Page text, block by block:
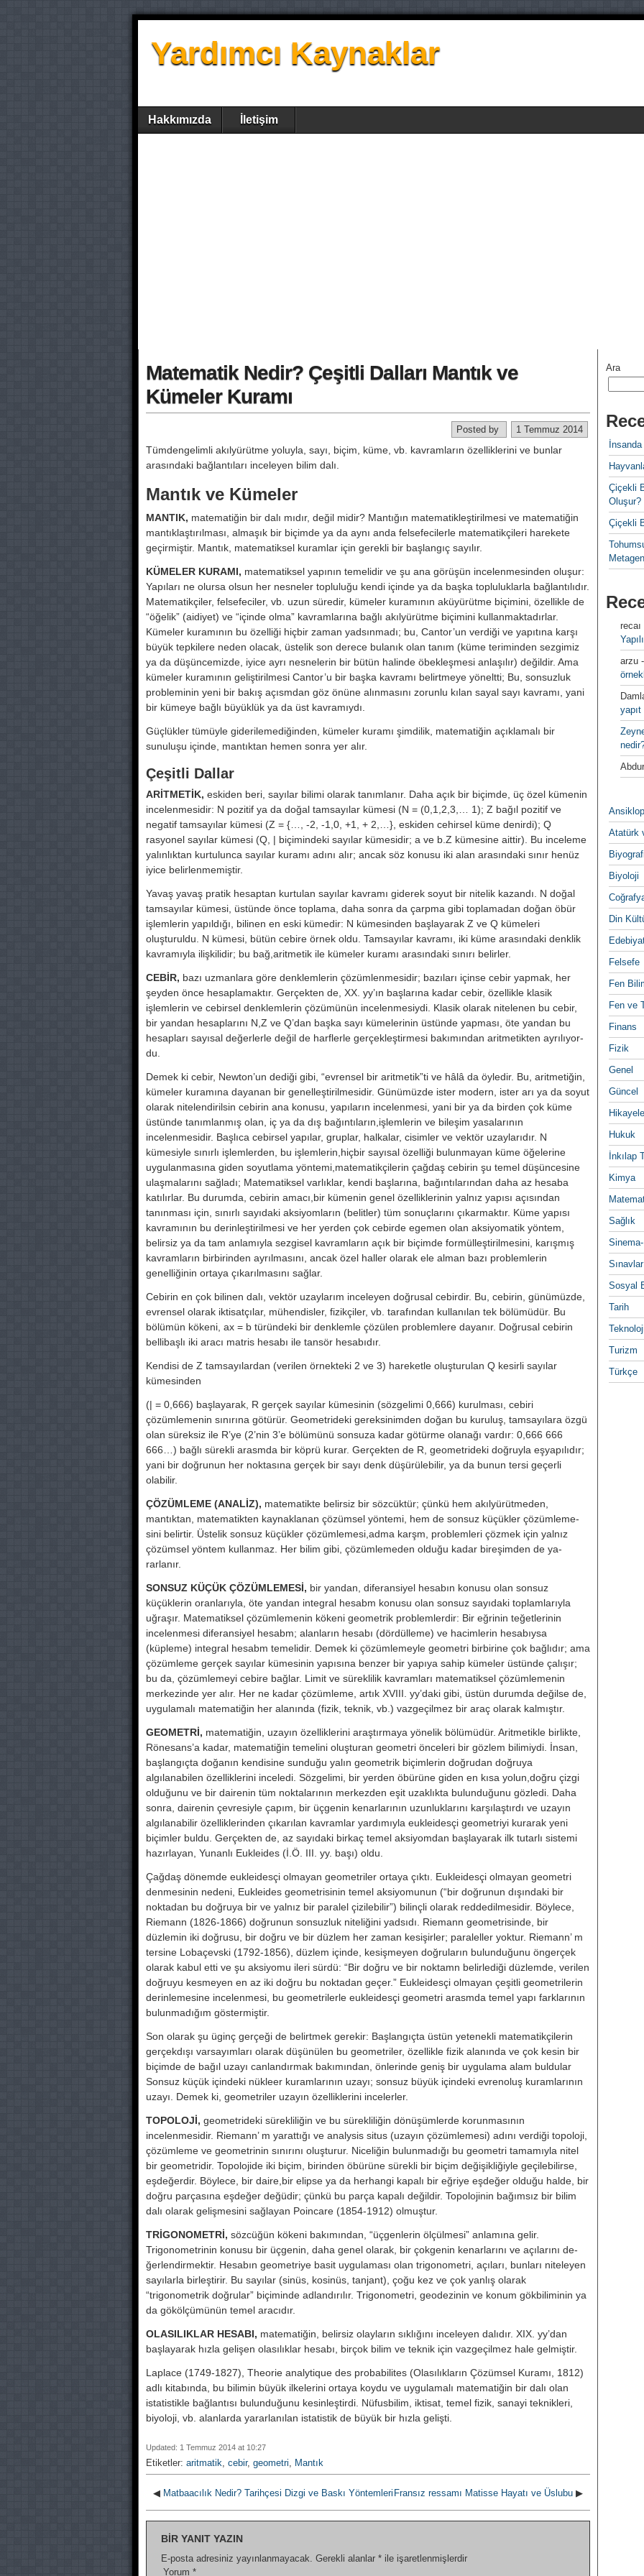
Yardımcı Kaynaklar
Hakkımızda İletişim
Matematik Nedir? Çeşitli Dalları Mantık ve
Kümeler Kuramı
1 Temmuz 2014
Posted by
Tümdengelimli akılyürütme yoluyla, sayı, biçim, küme, vb. kavramların özelliklerini ve bunlar
arasındaki bağ­lantıları inceleyen bilim dalı.
Mantık ve Kümeler
MANTIK, matematiğin bir dalı mıdır, değil midir? Mantığın matematikleştirilmesi ve matematiğin
mantıklaştırılması, almaşık bir biçimde ya da ay­nı anda felsefecilerle matematikçile­ri harekete
geçirmiştir. Mantık, ma­tematiksel kuramlar için gerekli bir başlangıç sayılır.
KÜMELER KURAMI, matematiksel yapının temelidir ve şu ana görüşün incelenmesinden oluşur:
Yapıları ne olursa olsun her nesneler topluluğu kendi içinde ya da başka topluluklar­la bağlantılıdır.
Matematikçiler, felse­feciler, vb. uzun süredir, kümeler ku­ramının aküyürütme biçimini, özellik­le de
“öğelik” (aidiyet) ve “içinde ol­ma” kavramlarına bağlı akılyürütme biçimini kullanmaktadırlar.
Kümeler kuramının bu özelliği hiçbir zaman yadsınmadı; bu, Cantor’un verdiği ve yapıtına karşı
büyük tepkilere neden olacak, üstelik son derece bulanık olan tanım (küme teriminden sezgimiz
ya da düşüncemizde, iyice ayrı nesne­lerin bir bütün halinde öbekleşmesi anlaşılır) değildir. Ama
kümeler kura­mının geliştirilmesi Cantor’u bir baş­ka kavramı belirtmeye yöneltti; Bu, sonsuzluk
probleminin yeni bir bakış açısmdan göz önüne alınmasını zorun­lu kılan sayal sayı kavramı, yani
bir kümeye bağlı büyüklük ya da üst kavramıydı.
Güçlükler tümüyle giderilemediğin­den, kümeler kuramı şimdilik, mate­matiğin açıklamalı bir
sunuluşu için­de, mantıktan hemen sonra yer alır.
Çeşitli Dallar
ARİTMETİK, eskiden beri, sayılar bi­limi olarak tanımlanır. Daha açık bir biçimde, üç özel kümenin
incelenme­sidir: N pozitif ya da doğal tamsayı­lar kümesi (N = (0,1,2,3,… 1); Z bağıl pozitif ve
negatif tamsayılar kümesi (Z = {…, -2, -1,0, +1, + 2,…}, eskiden cehirsel küme denirdi); Q
rasyonel sa­yılar kümesi (Q, | biçimindeki sayı­lar kümesidir; a ve b.Z kümesine ait­tir). Bu inceleme
yalınlıktan kurtulun­ca sayılar kuramı adını alır; ancak söz konusu iki alan arasındaki sınır henüz
iyice belirlenmemiştir.
Yavaş yavaş pratik hesaptan kurtulan sayılar kavramı giderek soyut bir ni­telik kazandı. N doğal
tamsayılar kü­mesi, üstünde önce toplama, daha sonra da çarpma gibi toplamadan do­ğan öbür
işlemlerin yapıldığı, bilinen en eski kümedir: N kümesinden baş­layarak Z ve Q kümeleri
oluşturuldu. N kümesi, bütün cebire örnek oldu. Tamsayılar kavramı, iki küme arasın­daki denklik
kavramıyla ilişkilidir; bu bağ,aritmetik ile kümeler kuramı ara­sındaki sınırı belirler.
CEBİR, bazı uzmanlara göre denklem­lerin çözümlenmesidir; bazıları için­se cebir yapmak, her
şeyden önce he­saplamaktır. Gerçekten de, XX. yy’ın başlarına kadar cebir, özellikle klasik
işlemlerin ve cebirsel denklemlerin çözümünün incelenmesiydi. Klasik olarak nitelenen bu cebir,
bir yandan hesaplarını N,Z ve Q’dan başka sayı kümelerinin üstünde yapması, öte yandan bu
hesapları sayısal değerler­le değil de harflerle gerçekleştirmesi bakımından aritmetikten ayrılıyor­
du.
Demek ki cebir, Newton’un dediği gi­bi, “evrensel bir aritmetik”ti ve hâlâ da öyledir. Bu, aritmetiğin,
kümeler kuramına dayanan bir genelleştiril­mesidir. Günümüzde ister modern, is­ter arı ya da soyut
olarak nitelendi­rilsin cebirin ana konusu, yapıların in­celenmesi, yani bir ya da birden çok küme
üstünde tanımlanmış olan, iç ya da dış bağıntıların,işlemlerin ve bileşim yasalarının
incelenmesidir. Baş­lıca cebirsel yapılar, gruplar, halka­lar, cisimler ve vektör uzaylarıdır. N
kümesiyle sınırlı işlemlerden, bu işlemlerin,hiçbir sayısal özelliği bulun­mayan küme öğelerine
uygulanması­na giden soyutlama yöntemi,matema­tikçilerin çağdaş cebirin şu temel dü­şüncesine
ulaşmalarını sağladı; Ma­tematiksel varlıklar, kendi başlarına, bağıntılarından daha az hesaba
katı­lırlar. Bu durumda, cebirin amacı,bir kümenin genel özelliklerinin yalnız ya­pısı açısından
tanınması için, sınırlı sayıdaki aksiyomların (belitler) tüm sonuçlarını çıkarmaktır. Küme yapı­sı
kavramının bu derinleştirilmesi ve her yerden çok cebirde egemen olan aksiyomatik yöntem,
belirsiz ya da tam anlamıyla sezgisel kavramların açık bir biçimde formülleştirilmesini, karışmış
kavramların birbirinden ay­rılmasını, ancak özel haller olarak ele alman bazı problemlerin
genelliğinin ortaya çıkarılmasını sağlar.
Cebirin en çok bilinen dalı, vektör uzaylarım inceleyen doğrusal cebir­dir. Bu, cebirin, günümüzde,
evrensel olarak iktisatçılar, mühendisler, fizik­çiler, vb. tarafından kullanılan tek bö­lümüdür. Bu
bölümün kökeni, ax = b türündeki bir denklemle çözülen prob­lemlere dayanır. Doğrusal cebirin
bellibaşlı iki aracı matris hesabı ile tansör hesabıdır.
Kendisi de Z tamsayılardan (verilen örnekteki 2 ve 3) hareketle oluşturu­lan Q kesirli sayılar
kümesinden
(| = 0,666) başlayarak, R gerçek sa­yılar kümesinin (sözgelimi 0,666) ku­rulması, cebiri
çözümlemenin sınırına götürür. Geometrideki gereksinimden doğan bu kuruluş, tamsayılara özgü
olan süreksiz ile R’ye (2’nin 3’e bölü­münü sonsuza kadar götürme olana­ğı vardır: 0,666 666
666…) bağlı sü­rekli arasmda bir köprü kurar. Ger­çekten de R, geometrideki doğruyla eşyapılıdır;
yani bir doğrunun her noktasına gerçek bir sayı denk düşü­rülebilir, ya da bunun tersi geçerli
olabilir.
ÇÖZÜMLEME (ANALİZ), matema­tikte belirsiz bir sözcüktür; çünkü hem akılyürütmeden,
mantıktan, matema­tikten kaynaklanan çözümsel yöntemi, hem de sonsuz küçükler çözümleme­
sini belirtir. Üstelik sonsuz küçükler çözümlemesi,adma karşm, problemle­ri çözmek için yalnız
çözümsel yöntem kullanmaz. Her bilim gibi, çözümleme­den olduğu kadar bireşimden de ya­
rarlanır.
SONSUZ KÜÇÜK ÇÖZÜMLEMESİ, bir yandan, diferansiyel hesabın ko­nusu olan sonsuz
küçüklerin oranla­rıyla, öte yandan integral hesabm ko­nusu olan sonsuz sayıdaki toplamla­rıyla
uğraşır. Matematiksel çözümle­menin kökeni geometrik problemler­dir: Bir eğrinin teğetlerinin
incelenmesi diferansiyel hesabm; alanların hesabı (dördülleme) ve hacimlerin he­sabıysa
(küpleme) integral hesabm te­melidir. Demek ki çözümlemeyle geometri birbirine çok bağlıdır; ama
çö­zümleme gerçek sayılar kümesinin ya­pısına benzer bir yapıya sahip küme­ler üstünde çalışır;
bu da, çözümleme­yi cebire bağlar. Limit ve süreklilik kavramları matematiksel çözümleme­nin
merkezinde yer alır. Her ne kadar çözümleme, artık XVIII. yy’daki gibi, üstün durumda değilse de,
uygulamalı matematiğin her alanında (fizik, tek­nik, vb.) vazgeçilmez bir araç olarak kalmıştır.
GEOMETRİ, matematiğin, uzayın özel­liklerini araştırmaya yönelik bölümü­dür. Aritmetikle birlikte,
Röne­sans’a kadar, matematiğin temeli­ni oluşturan geometri önceleri bir gözlem bilimiydi. İnsan,
başlangıçta doğanın kendisine sunduğu yalın ge­ometrik biçimlerin doğrudan doğruya
algılanabilen özelliklerini inceledi. Sözgelimi, bir yerden öbürüne giden en kısa yolun,doğru çizgi
olduğunu ve bir dairenin tüm noktalarının merkez­den eşit uzaklıkta bulunduğunu gözle­di. Daha
sonra, dairenin çevresiyle çapım, bir üçgenin kenarlarının uzun­luklarını karşılaştırdı ve uzayın
algı­lanabilir özelliklerinden çıkarılan kav­ramlar yardımıyla eukleidesçi geo­metriyi kurarak yeni
biçimler buldu. Gerçekten de, az sayıdaki birkaç te­mel aksiyomdan başlayarak ilk tutarlı sistemi
hazırlayan, Yunanlı Eukleides (İ.Ö. III. yy. başı) oldu.
Çağdaş dönemde eukleidesçi olma­yan geometriler ortaya çıktı. Euk­leidesçi olmayan geometri
denmesinin nedeni, Eukleides geometrisinin temel aksiyomunun (“bir doğrunun dışında­ki bir
noktadan bu doğruya bir ve yal­nız bir paralel çizilebilir”) bilinçli ola­rak reddedilmesidir. Böylece,
Riemann (1826-1866) doğrunun sonsuz­luk niteliğini yadsıdı. Riemann geo­metrisinde, bir
düzlemin iki doğrusu, bir doğru ve bir düzlem her zaman ke­sişirler; paraleller yoktur. Riemann’ m
tersine Lobaçevski (1792-1856), düzlem içinde, kesişmeyen doğruların bulunduğunu öngerçek
olarak kabul etti ve şu aksiyomu ileri sürdü: “Bir doğru ve bir noktamn belirlediği düz­lemde, verilen
doğruyu kesmeyen en az iki doğru bu noktadan geçer.” Euk­leidesçi olmayan çeşitli geometrilerin
derinlemesine incelenmesi, bu geo­metrilerle eukleidesçi geometri ara­smda temel yapı farklarının
bulun­madığım göstermiştir.
Son olarak şu üginç gerçeği de belirt­mek gerekir: Başlangıçta üstün yete­nekli matematikçilerin
gerçekdışı var­sayımları olarak düşünülen bu geo­metriler, özellikle fizik alanında ve çok kesin bir
biçimde de bağıl uzayı canlandırmak bakımından, önlerinde geniş bir uygulama alam buldular
Sonsuz küçük içindeki nükleer kuram­larının uzayı; sonsuz büyük içindeki evrenoluş kuramlarının
uzayı. Demek ki, geometriler uzayın özelliklerini in­celerler.
TOPOLOJİ, geometrideki sürekliliğin ve bu sürekliliğin dönüşümlerde ko­runmasının
incelenmesidir. Riemann’ m yarattığı ve analysis situs (uzayın çözümlemesi) adını verdiği topoloji,
çözümleme ve geometrinin sınırını oluşturur. Niceliğin bulunmadığı bu geometri tamamıyla nitel
bir geomet­ridir. Topolojide iki biçim, birinden öbürüne sürekli bir biçim değişikliğiy­le geçilebilirse,
eşdeğerdir. Böyle­ce, bir daire,bir elipse ya da herhan­gi kapalı bir eğriye eşdeğer olduğu halde, bir
doğru parçasına eşdeğer değüdir; çünkü bu parça kapalı değil­dir. Topolojinin bağımsız bir bilim
dalı olarak gelişmesini sağlayan Poincare (1854-1912) olmuştur.
TRİGONOMETRİ, sözcüğün kökeni bakımından, “üçgenlerin ölçülmesi” anlamına gelir.
Trigonometrinin konu­su bir üçgenin, daha genel olarak, bir çokgenin kenarlarını ve açılarını de­
ğerlendirmektir. Hesabın geometriye basit uygulaması olan trigonometri, açıları, bunları niteleyen
sayılarla birleştirir. Bu sayılar (sinüs, kosinüs, tanjant), çoğu kez ve çok yanlış olarak
“trigonometrik doğrular” biçiminde adlandırılır. Trigonometri, geodezinin ve konum gökbiliminin ya
da gökölçümünün temel aracıdır.
OLASILIKLAR HESABI, matematiğin, belirsiz olayların sıklığını inceleyen dalıdır. XIX. yy’dan
başlayarak hızla gelişen olasılıklar hesabı, birçok bilim ve teknik için vazgeçilmez hale gelmiş­tir.
Laplace (1749-1827), Theorie analytique des probabilites (Olasılıkların Çö­zümsel Kuramı, 1812)
adlı kitabında, bu bilimin büyük ilkelerini ortaya koy­du ve uygulamalı matematiğin bir dalı olan
istatistikle bağlantısı bulunduğu­nu kesinleştirdi. Nüfusbilim, iktisat, temel fizik, sana­yi teknikleri,
biyoloji, vb. alanlarda yararlanılan istatistik de büyük bir hızla gelişti.
Updated: 1 Temmuz 2014 at 10:27
Etiketler: aritmatik, cebir, geometri, Mantık
◀ Matbaacılık Nedir? Tarihçesi Dizgi ve Baskı Yöntemleri Fransız ressamı Matisse Hayatı ve Üslubu ▶
BIR YANIT YAZIN
E-posta adresiniz yayınlanmayacak. Gerekli alanlar * ile işaretlenmişlerdir
Yorum *
Ara
Çiçekli
Oluşur?
Çiçekli
arzu
Atatürk
Biyoloji
Din
Felsefe
Fen
Fen ve
Finans
Fizik
Genel
Güncel
Hukuk
İnkılap
Kimya
Sağlık
Sınavlar
Sosyal
Tarih
Turizm
Türkçe